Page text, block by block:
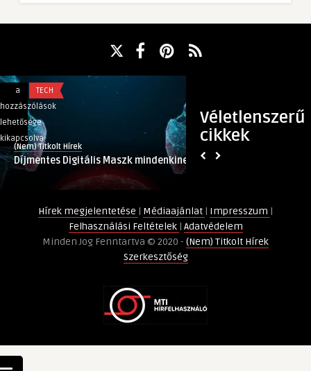
Véletlenszerű
cikkek
Díjmentes
Digitális
Maszk
mindenkinek
bejegyzéshez
a
hozzászólások
lehetősége
kikapcsolva
TECH
(Nem) Titkolt Hírek
Díjmentes Digitális Maszk mindenkinek
es
hibakód
lehetősége
kikapcsolva
Hírek megjelentetése | Médiaajánlat | Impresszum |
Felhasználási Feltételek | Adatvédelem
Minden Jog Fenntartva © 2020 - (Nem) Titkolt Hírek
Szerkesztőség